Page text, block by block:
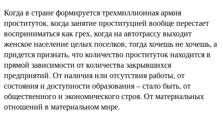
Когда в стране формируется трехмиллионная армия
проституток, когда занятие проституцией вообще перестает
восприниматься как грех, когда на автотрассу выходит
женское население целых поселков, тогда хочешь не хочешь, а
придется признать, что количество проституток находится в
прямой зависимости от количества закрывшихся
предприятий. От наличия или отсутствия работы, от
состояния и доступности образования – стало быть, от
общественного и экономического строя. От материальных
отношений в материальном мире.